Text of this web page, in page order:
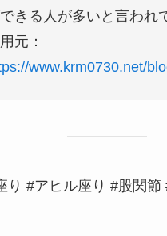
きる人が多いと言われ
元：
www.krm0730.net/
り #アヒル座り #股関節